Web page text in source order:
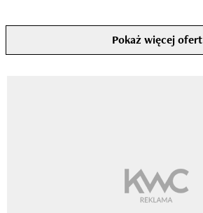
Pokaż więcej ofert